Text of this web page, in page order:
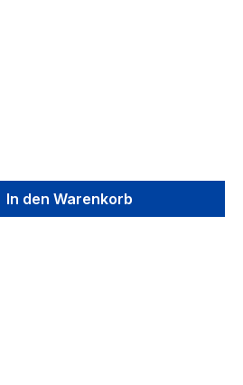
gewünschten Wert
In den Warenkorb